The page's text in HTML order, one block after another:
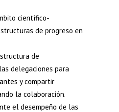
científico-
de progreso en
de
delegaciones para
y compartir
la colaboración.
el desempeño de las